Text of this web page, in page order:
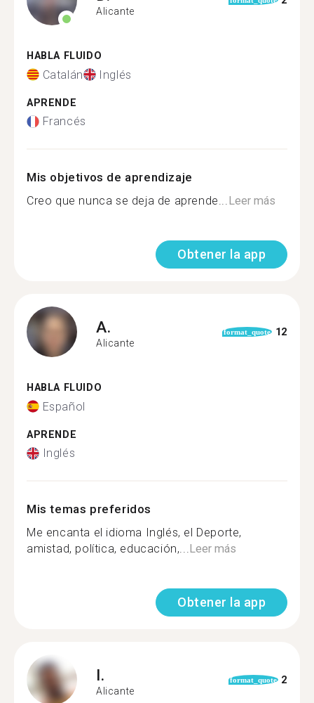
Alicante
HABLA FLUIDO
Catalán Inglés
APRENDE
Francés
Mis objetivos de aprendizaje
Creo que nunca se deja de aprende...Leer más
Obtener la app
A.
Alicante
format_quote 12
HABLA FLUIDO
Español
APRENDE
Inglés
Mis temas preferidos
Me encanta el idioma Inglés, el Deporte,
amistad, política, educación,...Leer más
Obtener la app
I.
Alicante
format_quote 2